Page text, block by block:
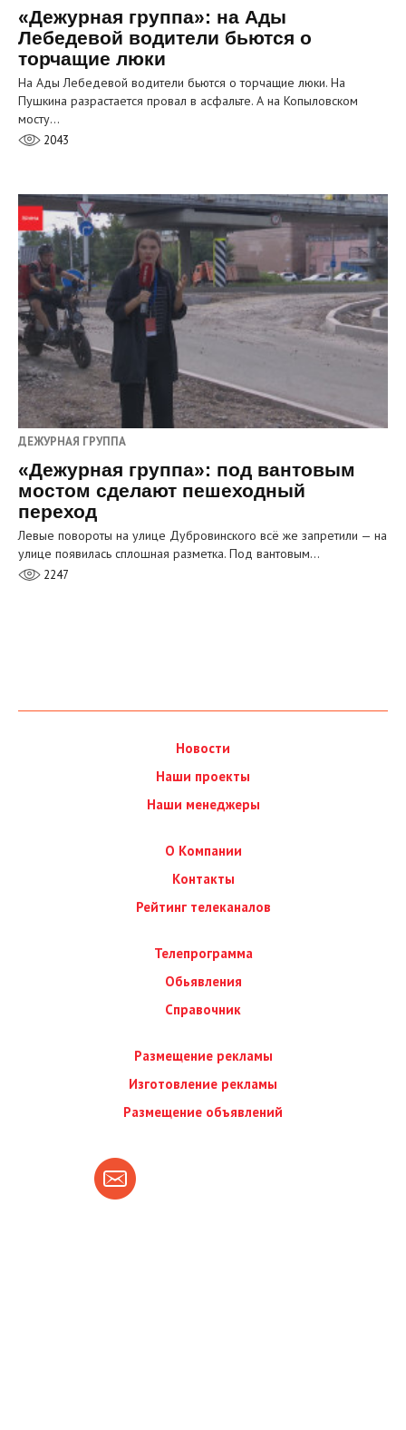
«Дежурная группа»: на Ады
Лебедевой водители бьются о
торчащие люки
На Ады Лебедевой водители бьются о торчащие люки. На
Пушкина разрастается провал в асфальте. А на Копыловском
мосту…
2043
ДЕЖУРНАЯ ГРУППА
«Дежурная группа»: под вантовым
мостом сделают пешеходный
переход
Левые повороты на улице Дубровинского всё же запретили — на
улице появилась сплошная разметка. Под вантовым…
2247
Новости
Наши проекты
Наши менеджеры
О Компании
Контакты
Рейтинг телеканалов
Телепрограмма
Обьявления
Справочник
Размещение рекламы
Изготовление рекламы
Размещение объявлений